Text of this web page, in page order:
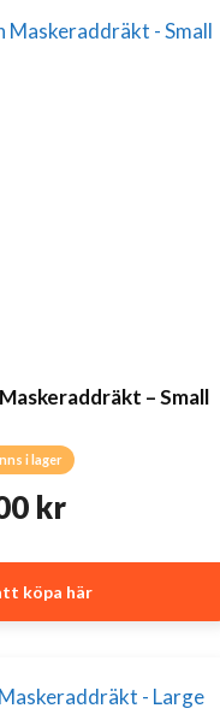
– Small
i lager
kr
köpa här